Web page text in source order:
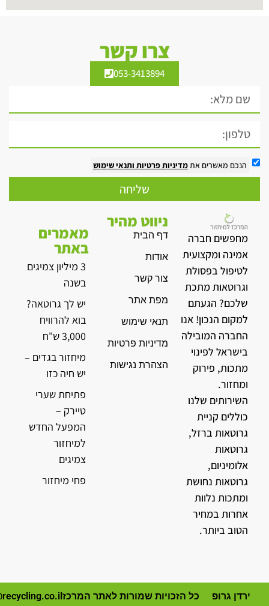
צרו קשר
053-3413894
הנכם מאשרים אתמדיניות פרטיות ותנאי שימוש
שליחה
מחפשים חברה
אמינה ומקצועית
לטיפול בפסולת
וגרוטאות מתכת
שלכם? הגעתם
למקום הנכון! אנו
החברה המובילה
בישראל לפינוי
מתכות, פירוק
ומחזור.
השירותים שלנו
כוללים קניית
גרוטאות ברזל,
גרוטאות
אלומיניום,
גרוטאות נחושת
ומתכות נלוות
אחרות במחיר
הטוב ביותר.
ניווט מהיר
דף הבית
אודות
צור קשר
מפת אתר
תנאי שימוש
מדיניות פרטיות
הצהרת נגישות
מאמרים
באתר
3 מיליון צמיגים
בשנה
יש לך גרוטאה?
בוא להרוויח
3,000 ש"ח
מיחזור בגדים –
יש חיה כזו
פתיחת שערי
טיירק –
המפעל החדש
למיחזור
צמיגים
פחי מיחזור
ירדן גרופ
כל הזכויות שמורות לאתר המרכז